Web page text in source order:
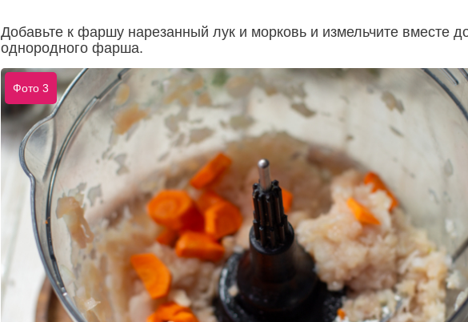
Добавьте к фаршу нарезанный лук и морковь и измельчите вместе
однородного фарша.
Фото 3